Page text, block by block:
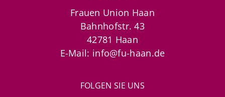
Frauen Union Haan
Bahnhofstr. 43
42781 Haan
E-Mail: info@fu-haan.de
FOLGEN SIE UNS